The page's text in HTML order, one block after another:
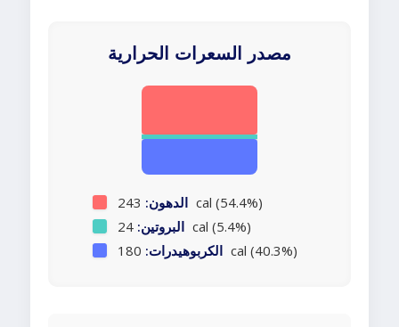
مصدر السعرات الحرارية
الدهون: 243 cal (54.4%)
البروتين: 24 cal (5.4%)
الكربوهيدرات: 180 cal (40.3%)